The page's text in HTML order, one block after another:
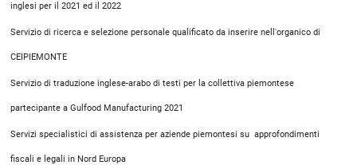
inglesi per il 2021 ed il 2022
Servizio di ricerca e selezione personale qualificato da inserire nell'organico di
CEIPIEMONTE
Servizio di traduzione inglese-arabo di testi per la collettiva piemontese
partecipante a Gulfood Manufacturing 2021
Servizi specialistici di assistenza per aziende piemontesi su approfondimenti
fiscali e legali in Nord Europa